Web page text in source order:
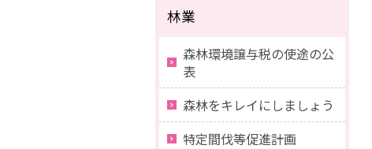
林業
森林環境譲与税の使途の公
表
森林をキレイにしましょう
特定間伐等促進計画